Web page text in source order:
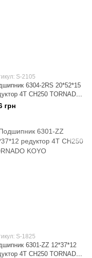
S-2105
6304-2RS 20*52*15
4T CH250 TORNADO
грн
S-1825
6301-ZZ 12*37*12
4T CH250 TORNADO